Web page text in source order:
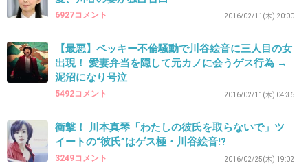
を作っていくだろうね
2016/03/11(金) 11:32:22
広告出てた会社
番組の制作スタッフ
6927コメント 2016/02/11(木) 20:00
【最悪】ベッキー不倫騒動で川谷絵音に三人目の女
出現！ 愛妻弁当を隠して元カノに会うゲス行為 →
泥沼になり号泣
5492コメント 2016/02/11(木) 04:36
衝撃！ 川本真琴「わたしの彼氏を取らないで」ツ
イートの“彼氏”はゲス極・川谷絵音!?
3249コメント 2016/02/25(木) 19:02